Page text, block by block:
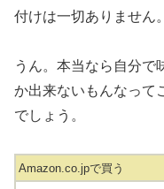
付けは一切ありません。
うん。本当なら自分で
か出来ないもんなって
でしょう。
Amazon.co.jpで買う